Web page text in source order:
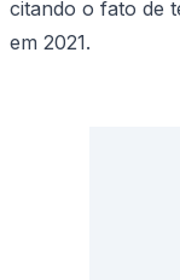
citando o fato de
em 2021.